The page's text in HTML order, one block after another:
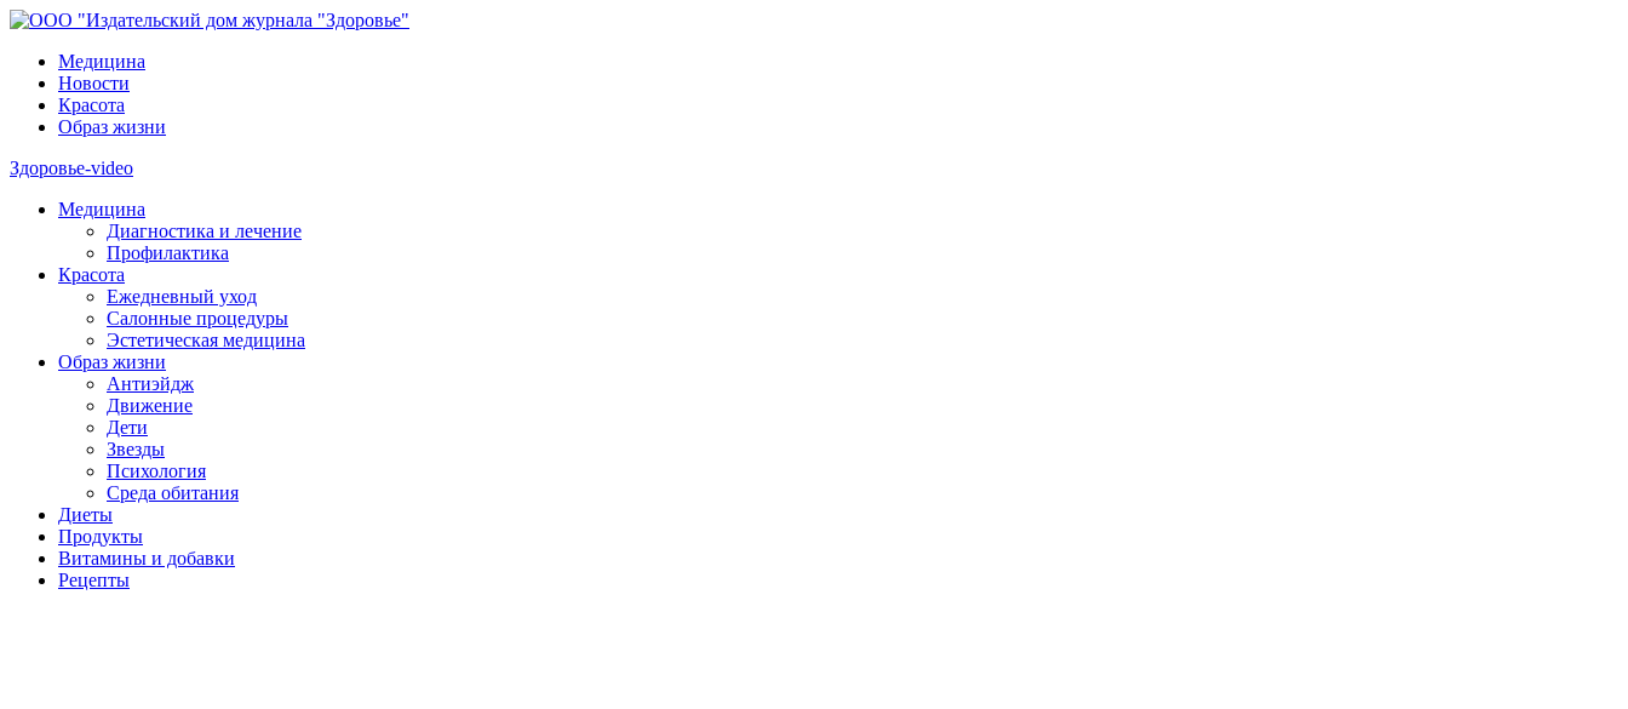
Медицина
Новости
Красота
Образ жизни
Здоровье-video
Медицина
Диагностика и лечение
Профилактика
Красота
Ежедневный уход
Салонные процедуры
Эстетическая медицина
Образ жизни
Антиэйдж
Движение
Дети
Звезды
Психология
Среда обитания
Диеты
Продукты
Витамины и добавки
Рецепты